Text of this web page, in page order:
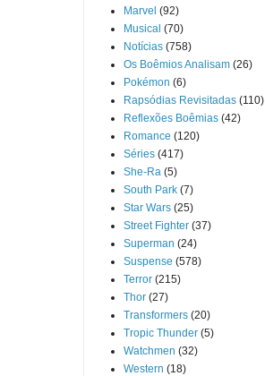
Marvel (92)
Musical (70)
Notícias (758)
Os Boêmios Analisam (26)
Pokémon (6)
Rapsódias Revisitadas (110)
Reflexões Boêmias (42)
Romance (120)
Séries (417)
She-Ra (5)
South Park (7)
Star Wars (25)
Street Fighter (37)
Superman (24)
Suspense (578)
Terror (215)
Thor (27)
Transformers (20)
Tropic Thunder (5)
Watchmen (32)
Western (18)